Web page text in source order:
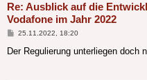
Re: Ausblick auf die
Vodafone im Jahr 2022
Beitrag
25.11.2022, 18:20
Der Regulierung unterliegen doch